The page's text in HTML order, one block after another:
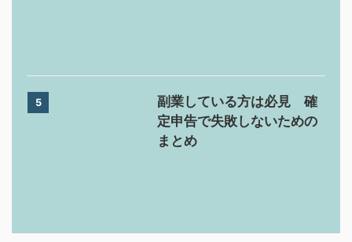
5
副業している方は必見 確
定申告で失敗しないための
まとめ